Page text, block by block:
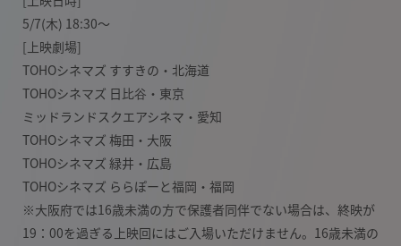
5/7(木) 18:30〜
[上映劇場]
TOHOシネマズ すすきの・北海道
TOHOシネマズ 日比谷・東京
ミッドランドスクエアシネマ・愛知
TOHOシネマズ 梅田・大阪
TOHOシネマズ 緑井・広島
TOHOシネマズ ららぽーと福岡・福岡
※大阪府では16歳未満の方で保護者同伴でない場合は、終映が
19：00を過ぎる上映回にはご入場いただけません。16歳未満の